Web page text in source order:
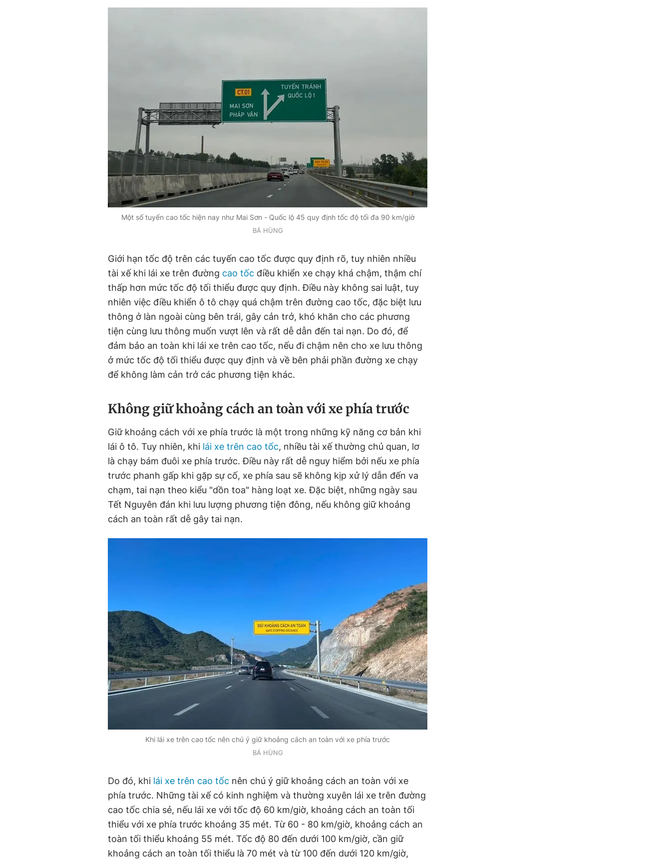
Một số tuyến cao tốc hiện nay như Mai Sơn - Quốc lộ 45 quy định tốc độ tối đa 90 km/giờ
BÁ HÙNG
Giới hạn tốc độ trên các tuyến cao tốc được quy định rõ, tuy nhiên nhiều
tài xế khi lái xe trên đường cao tốc điều khiển xe chạy khá chậm, thậm chí
thấp hơn mức tốc độ tối thiểu được quy định. Điều này không sai luật, tuy
nhiên việc điều khiển ô tô chạy quá chậm trên đường cao tốc, đặc biệt lưu
thông ở làn ngoài cùng bên trái, gây cản trở, khó khăn cho các phương
tiện cùng lưu thông muốn vượt lên và rất dễ dẫn đến tai nạn. Do đó, để
đảm bảo an toàn khi lái xe trên cao tốc, nếu đi chậm nên cho xe lưu thông
ở mức tốc độ tối thiểu được quy định và về bên phải phần đường xe chạy
để không làm cản trở các phương tiện khác.
Không giữ khoảng cách an toàn với xe phía trước
Giữ khoảng cách với xe phía trước là một trong những kỹ năng cơ bản khi
lái ô tô. Tuy nhiên, khi lái xe trên cao tốc, nhiều tài xế thường chủ quan, lơ
là chạy bám đuôi xe phía trước. Điều này rất dễ nguy hiểm bởi nếu xe phía
trước phanh gấp khi gặp sự cố, xe phía sau sẽ không kịp xử lý dẫn đến va
chạm, tai nạn theo kiểu "dồn toa" hàng loạt xe. Đặc biệt, những ngày sau
Tết Nguyên đán khi lưu lượng phương tiện đông, nếu không giữ khoảng
cách an toàn rất dễ gây tai nạn.
Khi lái xe trên cao tốc nên chú ý giữ khoảng cách an toàn với xe phía trước
BÁ HÙNG
Do đó, khi lái xe trên cao tốc nên chú ý giữ khoảng cách an toàn với xe
phía trước. Những tài xế có kinh nghiệm và thường xuyên lái xe trên đường
cao tốc chia sẻ, nếu lái xe với tốc độ 60 km/giờ, khoảng cách an toàn tối
thiểu với xe phía trước khoảng 35 mét. Từ 60 - 80 km/giờ, khoảng cách an
toàn tối thiểu khoảng 55 mét. Tốc độ 80 đến dưới 100 km/giờ, cần giữ
khoảng cách an toàn tối thiểu là 70 mét và từ 100 đến dưới 120 km/giờ,